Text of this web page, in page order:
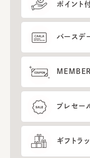
ポイント
バースデ
プレセー
ギフトラ